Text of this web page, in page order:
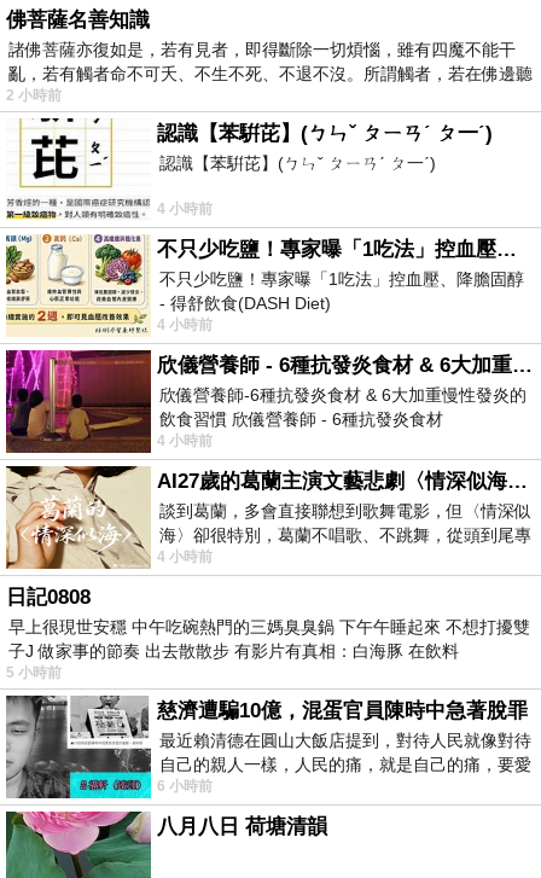
佛菩薩名善知識
諸佛菩薩亦復如是，若有見者，即得斷除一切煩惱，雖有四魔不能干
亂，若有觸者命不可夭、不生不死、不退不沒。所謂觸者，若在佛邊聽
受
2 小時前
認識【苯騈芘】(ㄅㄣˇ ㄆㄧㄢˊ ㄆ一ˊ)
認識【苯騈芘】(ㄅㄣˇ ㄆㄧㄢˊ ㄆ一ˊ)
4 小時前
不只少吃鹽！專家曝「1吃法」控血壓、降膽固醇 - 得舒飲食(DASH Diet)
不只少吃鹽！專家曝「1吃法」控血壓、降膽固醇
- 得舒飲食(DASH Diet)
https://www.facebook.com/dietitiansophia/posts/
4 小時前
欣儀營養師 - 6種抗發炎食材 & 6大加重慢性發炎的飲食習慣
欣儀營養師-6種抗發炎食材 & 6大加重慢性發炎的
飲食習慣 欣儀營養師 - 6種抗發炎食材
https://www.facebook.com/photo/?fbid=147
4 小時前
AI27歲的葛蘭主演文藝悲劇〈情深似海〉 #戀上老電影 #葛蘭 #粟子
談到葛蘭，多會直接聯想到歌舞電影，但〈情深似
海〉卻很特別，葛蘭不唱歌、不跳舞，從頭到尾專
心演戲。拍攝期間，經常工作超過12個鐘
4 小時前
日記0808
早上很現世安穩 中午吃碗熱門的三媽臭臭鍋 下午午睡起來 不想打擾雙
子J 做家事的節奏 出去散散步 有影片有真相：白海豚 在飲料
5 小時前
慈濟遭騙10億，混蛋官員陳時中急著脫罪
最近賴清德在圓山大飯店提到，對待人民就像對待
自己的親人一樣，人民的痛，就是自己的痛，要愛
民如親，說的這麼好聽，實際上根本沒做
6 小時前
八月八日 荷塘清韻